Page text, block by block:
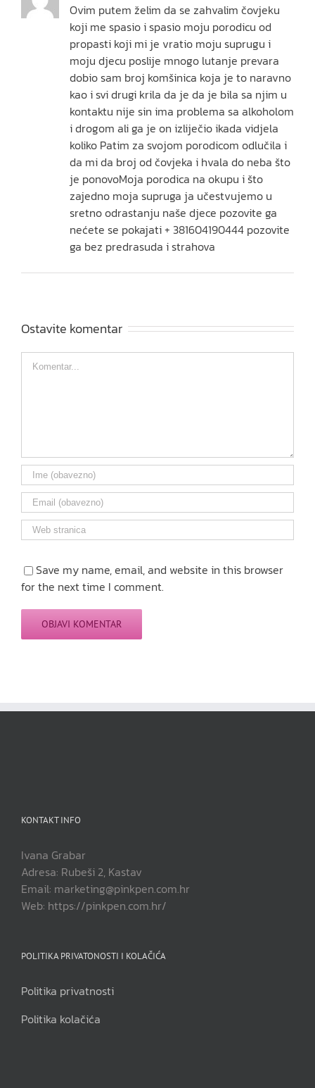
Ovim putem želim da se zahvalim čovjeku
koji me spasio i spasio moju porodicu od
propasti koji mi je vratio moju suprugu i
moju djecu poslije mnogo lutanje prevara
dobio sam broj komšinica koja je to naravno
kao i svi drugi krila da je da je bila sa njim u
kontaktu nije sin ima problema sa alkoholom
i drogom ali ga je on izliječio ikada vidjela
koliko Patim za svojom porodicom odlučila i
da mi da broj od čovjeka i hvala do neba što
je ponovoMoja porodica na okupu i što
zajedno moja supruga ja učestvujemo u
sretno odrastanju naše djece pozovite ga
nećete se pokajati + 381604190444 pozovite
ga bez predrasuda i strahova
Ostavite komentar
Comment
Save my name, email, and website in this browser
for the next time I comment.
KONTAKT INFO
Ivana Grabar
Adresa: Rubeši 2, Kastav
Email: marketing@pinkpen.com.hr
Web: https://pinkpen.com.hr/
POLITIKA PRIVATONOSTI I KOLAČIĆA
Politika privatnosti
Politika kolačića